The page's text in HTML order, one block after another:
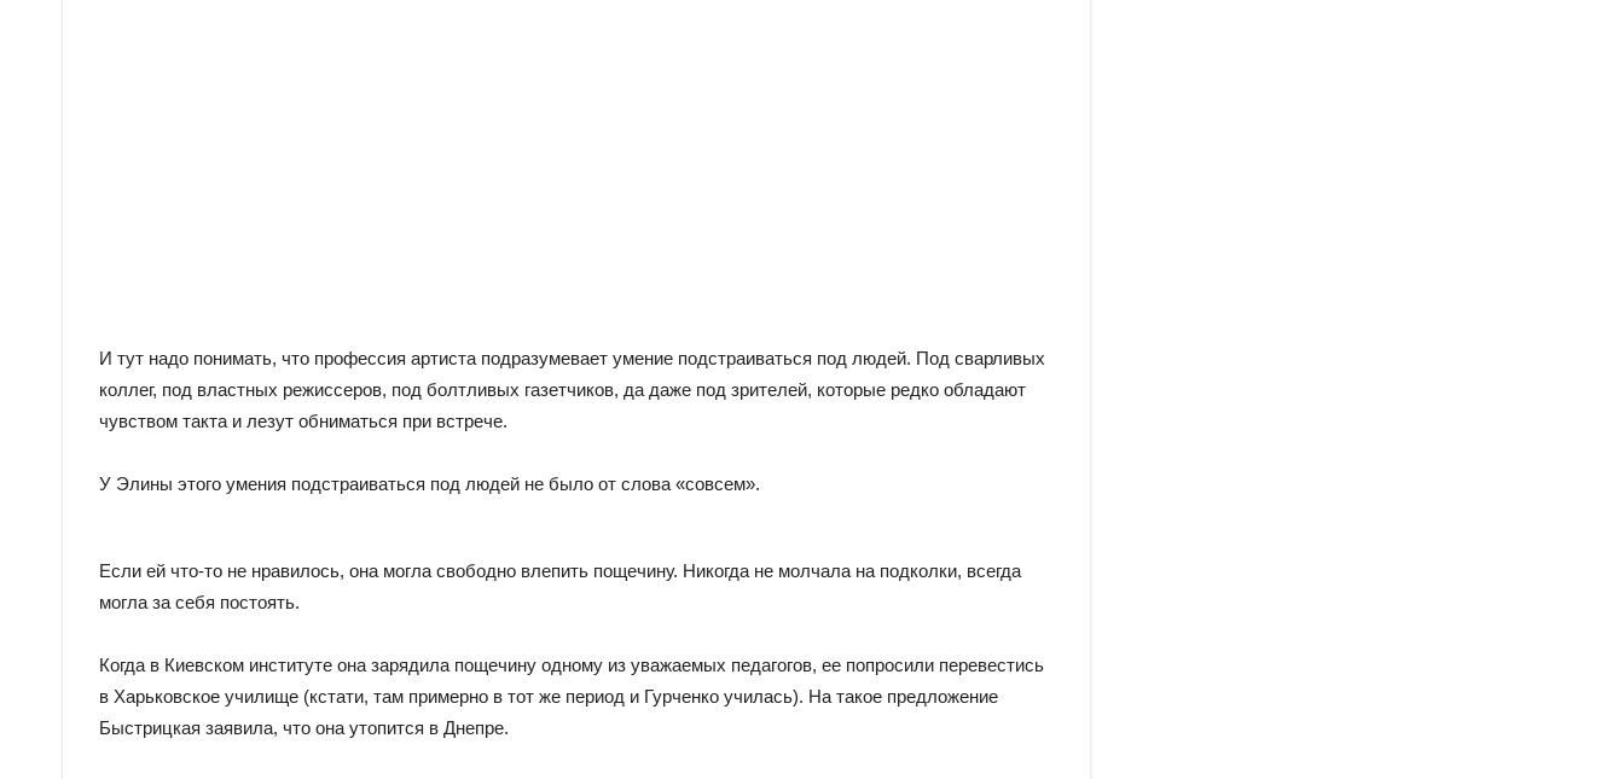
И тут надо понимать, что профессия артиста подразумевает умение подстраиваться под людей. Под сварливых
коллег, под властных режиссеров, под болтливых газетчиков, да даже под зрителей, которые редко обладают
чувством такта и лезут обниматься при встрече.
У Элины этого умения подстраиваться под людей не было от слова «совсем».
Если ей что-то не нравилось, она могла свободно влепить пощечину. Никогда не молчала на подколки, всегда
могла за себя постоять.
Когда в Киевском институте она зарядила пощечину одному из уважаемых педагогов, ее попросили перевестись
в Харьковское училище (кстати, там примерно в тот же период и Гурченко училась). На такое предложение
Быстрицкая заявила, что она утопится в Днепре.